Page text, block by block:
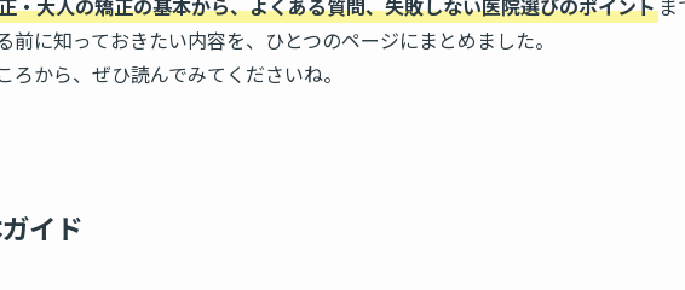
・大人の矯正の基本から、よくある質問、失敗しない医院選びのポイント ま
前に知っておきたい内容を、ひとつのページにまとめました。
ろから、ぜひ読んでみてくださいね。
イド